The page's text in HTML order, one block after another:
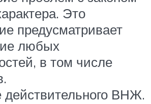
Это
предусматривает
любых
в том числе
ВНЖ.